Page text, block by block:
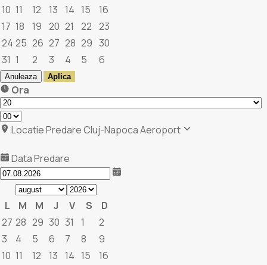
10 11 12 13 14 15
16
17 18 19 20 21 22 23
24 25 26 27 28 29 30
31 1 2 3 4 5 6
Anuleaza Aplica
Ora
Locatie PredareCluj-Napoca Aeroport
Data Predare
L M M J V S
D
27 28 29 30 31 1
2
3
4 5 6 7 8
9
10 11 12 13 14 15
16